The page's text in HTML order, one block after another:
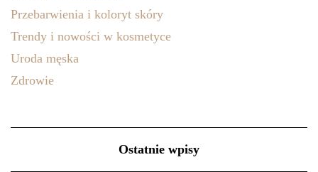
Przebarwienia i koloryt skóry
Trendy i nowości w kosmetyce
Uroda męska
Zdrowie
Ostatnie wpisy